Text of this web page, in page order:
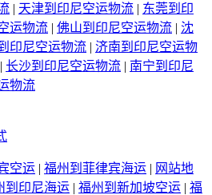
| 天津到印尼空运物流 | 东莞到印
运物流 | 佛山到印尼空运物流 | 沈
印尼空运物流 | 济南到印尼空运物
| 长沙到印尼空运物流 | 南宁到印尼
物流
空运 | 福州到菲律宾海运 | 网站地
到印尼海运 | 福州到新加坡空运 | 福